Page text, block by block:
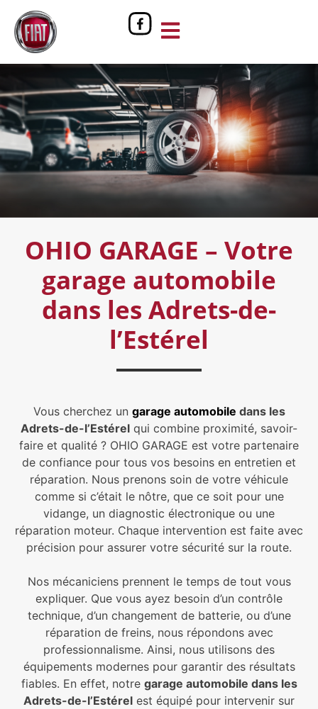
OHIO GARAGE – Votre
garage automobile
dans les Adrets-de-
l’Estérel
Vous cherchez un garage automobile dans les
Adrets-de-l’Estérel qui combine proximité, savoir-
faire et qualité ? OHIO GARAGE est votre partenaire
de confiance pour tous vos besoins en entretien et
réparation. Nous prenons soin de votre véhicule
comme si c’était le nôtre, que ce soit pour une
vidange, un diagnostic électronique ou une
réparation moteur. Chaque intervention est faite avec
précision pour assurer votre sécurité sur la route.
Nos mécaniciens prennent le temps de tout vous
expliquer. Que vous ayez besoin d’un contrôle
technique, d’un changement de batterie, ou d’une
réparation de freins, nous répondons avec
professionnalisme. Ainsi, nous utilisons des
équipements modernes pour garantir des résultats
fiables. En effet, notre garage automobile dans les
Adrets-de-l’Estérel est équipé pour intervenir sur